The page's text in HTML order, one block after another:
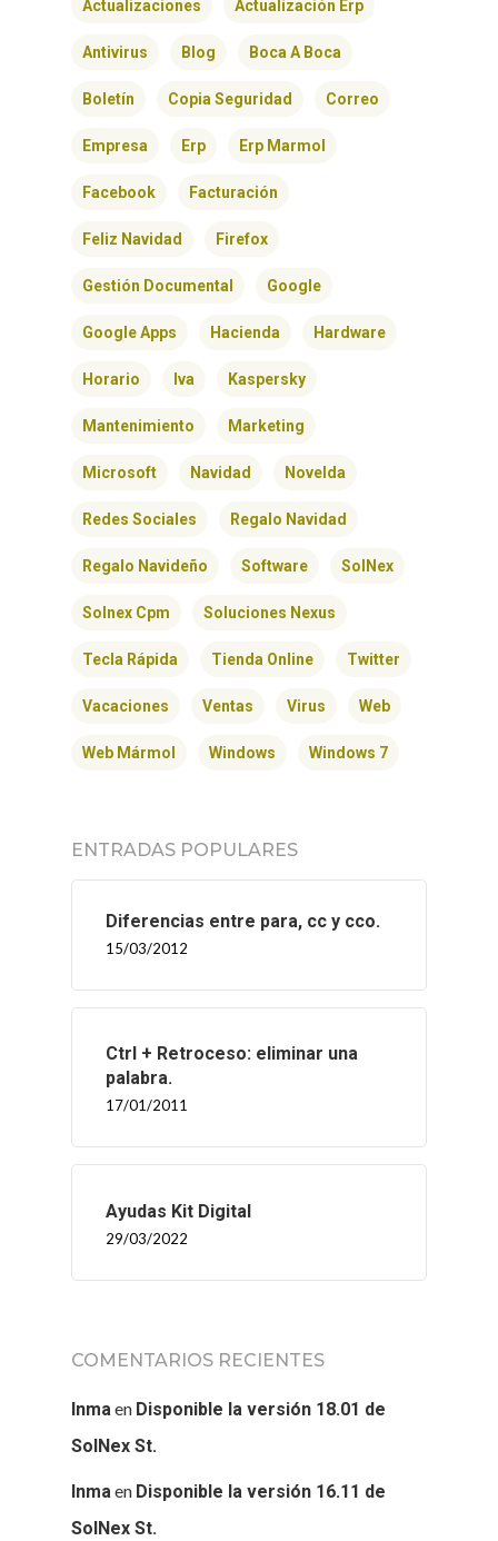
Actualizaciones Actualización Erp
Antivirus Blog Boca A Boca
Boletín Copia Seguridad Correo
Empresa Erp Erp Marmol
Facebook Facturación
Feliz Navidad Firefox
Gestión Documental Google
Google Apps Hacienda Hardware
Horario Iva Kaspersky
Mantenimiento Marketing
Microsoft Navidad Novelda
Redes Sociales Regalo Navidad
Regalo Navideño Software SolNex
Solnex Cpm Soluciones Nexus
Tecla Rápida Tienda Online Twitter
Vacaciones Ventas Virus Web
Web Mármol Windows Windows 7
ENTRADAS POPULARES
Diferencias entre para, cc y cco.
15/03/2012
Ctrl + Retroceso: eliminar una
palabra.
17/01/2011
Ayudas Kit Digital
29/03/2022
COMENTARIOS RECIENTES
Inmaen Disponible la versión 18.01 de
SolNex St.
Inmaen Disponible la versión 16.11 de
SolNex St.
BLOG